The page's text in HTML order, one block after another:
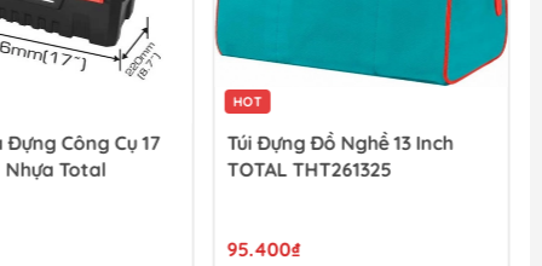
Công Cụ 17
Nhựa Total
HOT
Túi Đựng Đồ Nghề 13 Inch
TOTAL THT261325
95.400₫